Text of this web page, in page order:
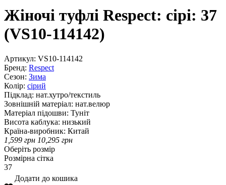
Жіночі туфлі Respect: сірі: 37
(VS10-114142)
Артикул: VS10-114142
Бренд: Respect
Сезон: Зима
Колір: сірий
Підклад: нат.хутро/текстиль
Зовнішній матеріал: нат.велюр
Матеріал підошви: Туніт
Висота каблука: низький
Країна-виробник: Китай
1,599 грн 10,295 грн
Оберіть розмір
Розмірна сітка
37
Додати до кошика